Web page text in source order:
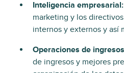
Inteligencia empresarial:
marketing y los
internos y externos y así
Operaciones de
de ingresos y mejores